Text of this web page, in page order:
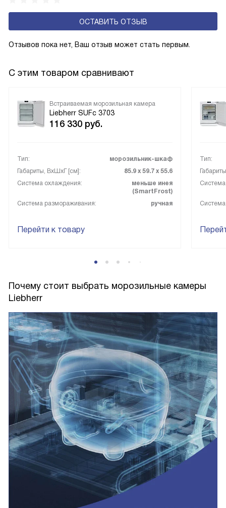
ОСТАВИТЬ ОТЗЫВ
Отзывов пока нет, Ваш отзыв может стать первым.
С этим товаром сравнивают
Встраиваемая морозильная камера
Liebherr SUFc 3703
116 330 руб.
Тип:
морозильник-шкаф
Габариты, ВxШxГ [см]:
85.9 х 59.7 х 55.6
Система охлаждения:
меньше инея
(SmartFrost)
Система размораживания:
ручная
Перейти к товару
Тип:
Почему стоит выбрать морозильные камеры
Liebherr